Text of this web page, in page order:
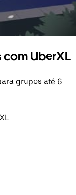
com UberXL
grupos até 6